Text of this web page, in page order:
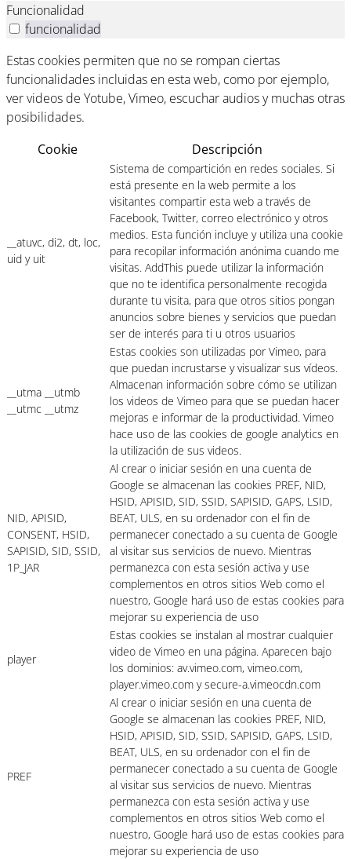
Funcionalidad
funcionalidad
Estas cookies permiten que no se rompan ciertas
funcionalidades incluidas en esta web, como por ejemplo,
ver videos de Yotube, Vimeo, escuchar audios y muchas otras
posibilidades.
Cookie
Descripción
__atuvc, di2, dt, loc,
uid y uit
Sistema de compartición en redes sociales. Si
está presente en la web permite a los
visitantes compartir esta web a través de
Facebook, Twitter, correo electrónico y otros
medios. Esta función incluye y utiliza una cookie
para recopilar información anónima cuando me
visitas. AddThis puede utilizar la información
que no te identifica personalmente recogida
durante tu visita, para que otros sitios pongan
anuncios sobre bienes y servicios que puedan
ser de interés para ti u otros usuarios
__utma __utmb
__utmc __utmz
Estas cookies son utilizadas por Vimeo, para
que puedan incrustarse y visualizar sus vídeos.
Almacenan información sobre cómo se utilizan
los videos de Vimeo para que se puedan hacer
mejoras e informar de la productividad. Vimeo
hace uso de las cookies de google analytics en
la utilización de sus videos.
NID, APISID,
CONSENT, HSID,
SAPISID, SID, SSID,
1P_JAR
Al crear o iniciar sesión en una cuenta de
Google se almacenan las cookies PREF, NID,
HSID, APISID, SID, SSID, SAPISID, GAPS, LSID,
BEAT, ULS, en su ordenador con el fin de
permanecer conectado a su cuenta de Google
al visitar sus servicios de nuevo. Mientras
permanezca con esta sesión activa y use
complementos en otros sitios Web como el
nuestro, Google hará uso de estas cookies para
mejorar su experiencia de uso
player
Estas cookies se instalan al mostrar cualquier
video de Vimeo en una página. Aparecen bajo
los dominios: av.vimeo.com, vimeo.com,
player.vimeo.com y secure-a.vimeocdn.com
PREF
Al crear o iniciar sesión en una cuenta de
Google se almacenan las cookies PREF, NID,
HSID, APISID, SID, SSID, SAPISID, GAPS, LSID,
BEAT, ULS, en su ordenador con el fin de
permanecer conectado a su cuenta de Google
al visitar sus servicios de nuevo. Mientras
permanezca con esta sesión activa y use
complementos en otros sitios Web como el
nuestro, Google hará uso de estas cookies para
mejorar su experiencia de uso